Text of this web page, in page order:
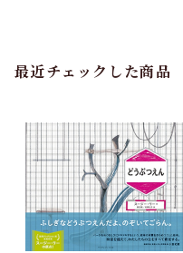
最近チェックした商品